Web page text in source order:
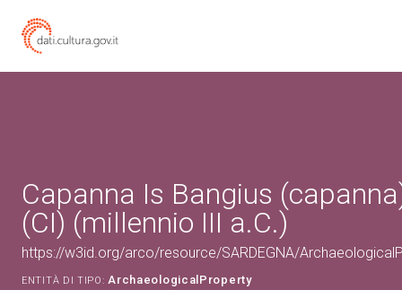
Capanna Is Bangius
(CI) (millennio III a.C.)
https://w3id.org/arco/resource/SARDEGNA/
ENTITÀ DI TIPO: ArchaeologicalProperty